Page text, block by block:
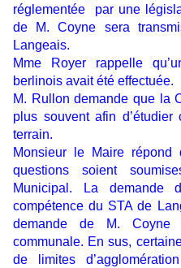
réglementée par une
de M. Coyne sera
Langeais.
Mme Royer rappelle
berlinois avait été effectuée.
M. Rullon demande que la
plus souvent afin
terrain.
Monsieur le Maire répond
questions soient
Municipal. La
compétence du STA de
demande de M. Coyne
communale. En sus,
de limites